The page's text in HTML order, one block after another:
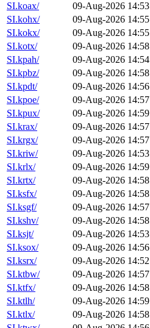
SI.koax/
09-Aug-2026 14:53
SI.kohx/
09-Aug-2026 14:55
SI.kokx/
09-Aug-2026 14:55
SI.kotx/
09-Aug-2026 14:58
SI.kpah/
09-Aug-2026 14:54
SI.kpbz/
09-Aug-2026 14:58
SI.kpdt/
09-Aug-2026 14:56
SI.kpoe/
09-Aug-2026 14:57
SI.kpux/
09-Aug-2026 14:59
SI.krax/
09-Aug-2026 14:57
SI.krgx/
09-Aug-2026 14:57
SI.kriw/
09-Aug-2026 14:53
SI.krlx/
09-Aug-2026 14:59
SI.krtx/
09-Aug-2026 14:58
SI.ksfx/
09-Aug-2026 14:58
SI.ksgf/
09-Aug-2026 14:57
SI.kshv/
09-Aug-2026 14:58
SI.ksjt/
09-Aug-2026 14:53
SI.ksox/
09-Aug-2026 14:56
SI.ksrx/
09-Aug-2026 14:52
SI.ktbw/
09-Aug-2026 14:57
SI.ktfx/
09-Aug-2026 14:58
SI.ktlh/
09-Aug-2026 14:59
SI.ktlx/
09-Aug-2026 14:58